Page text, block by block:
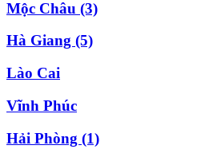
Mộc Châu (3)
Hà Giang (5)
Lào Cai
Vĩnh Phúc
Hải Phòng (1)